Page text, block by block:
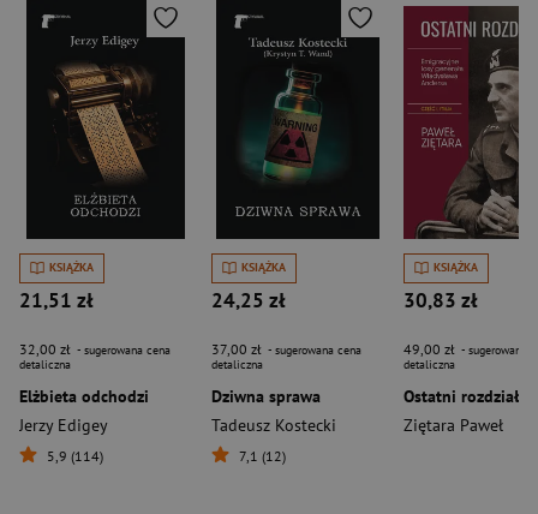
KSIĄŻKA
21,51 zł
32,00 zł - sugerowana cena
detaliczna
Elżbieta odchodzi
Jerzy Edigey
5,9 (114)
KSIĄŻKA
24,25 zł
37,00 zł - sugerowana cena
detaliczna
Dziwna sprawa
Tadeusz Kostecki
7,1 (12)
KSIĄŻKA
30,83 zł
49,00 zł - sugerowana
detaliczna
Ziętara Paweł